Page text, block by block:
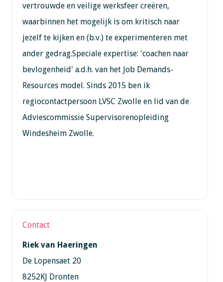
vertrouwde en veilige werksfeer creëren,
waarbinnen het mogelijk is om kritisch naar
jezelf te kijken en (b.v.) te experimenteren met
ander gedrag.Speciale expertise: 'coachen naar
bevlogenheid' a.d.h. van het Job Demands-
Resources model. Sinds 2015 ben ik
regiocontactpersoon LVSC Zwolle en lid van de
Adviescommissie Supervisorenopleiding
Windesheim Zwolle.
Contact
Riek van Haeringen
De Lopensaet 20
8252KJ Dronten